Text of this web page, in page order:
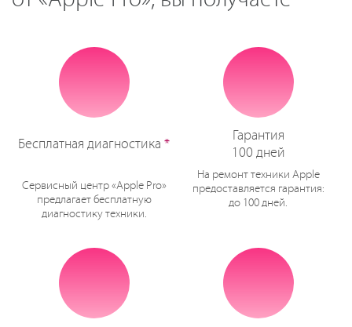
Бесплатная диагностика *
Сервисный центр «Apple Pro»
предлагает бесплатную
диагностику техники.
Гарантия
100 дней
На ремонт техники Apple
предоставляется гарантия:
до 100 дней.